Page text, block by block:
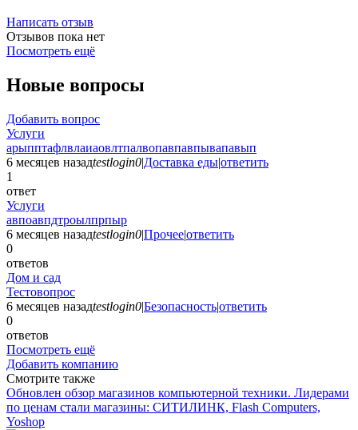
Написать отзыв
Отзывов пока нет
Посмотреть ещё
Новые вопросы
Добавить вопрос
Услуги
арыпптафлвлаиаовлтпалвопавпавпывапавып
6 месяцев назадtestlogin0|Доставка еды|ответить
1
ответ
Услуги
авпоавпдтроылпрпыр
6 месяцев назадtestlogin0|Прочее|ответить
0
ответов
Дом и сад
Тестовопрос
6 месяцев назадtestlogin0|Безопасность|ответить
0
ответов
Посмотреть ещё
Добавить компанию
Смотрите также
Обновлен обзор магазинов компьютерной техники. Лидерами
по ценам стали магазины: СИТИЛИНК, Flash Computers,
Yoshop